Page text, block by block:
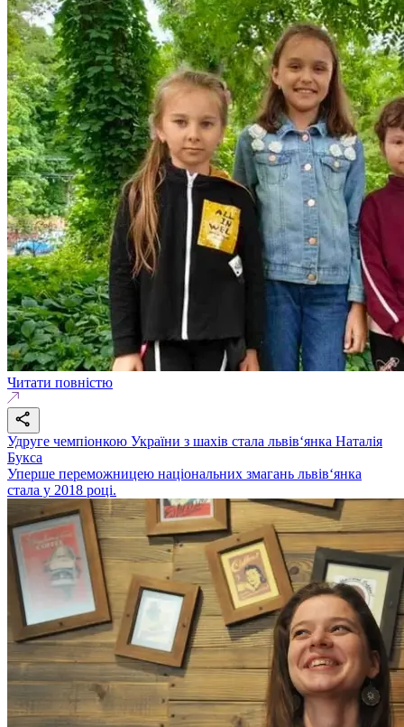
Читати повністю
Удруге чемпіонкою України з шахів стала львів‘янка Наталія
Букса
Уперше переможницею національних змагань львів‘янка
стала у 2018 році.